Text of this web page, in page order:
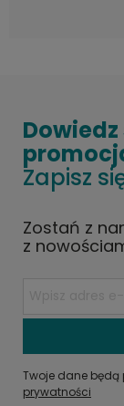
Zapisz
Zostań z
z
Twoje dane będą
prywatności